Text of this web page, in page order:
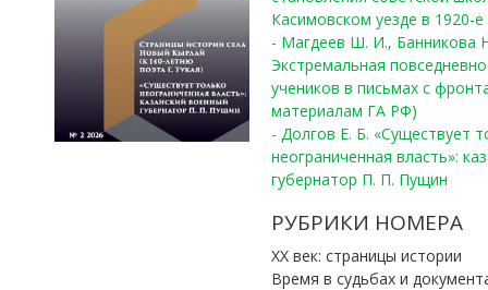
Касимовском уезде в 1920-е
- Магдеев Ш. И., Банникова
Экстремальная
учеников в письмах с
материалам ГА РФ)
- Долгов Е. Б. «Существует
неограниченная власть»:
губернатор П. П. Пущин
РУБРИКИ НОМЕРА
ХХ век: страницы истории
Время в судьбах и